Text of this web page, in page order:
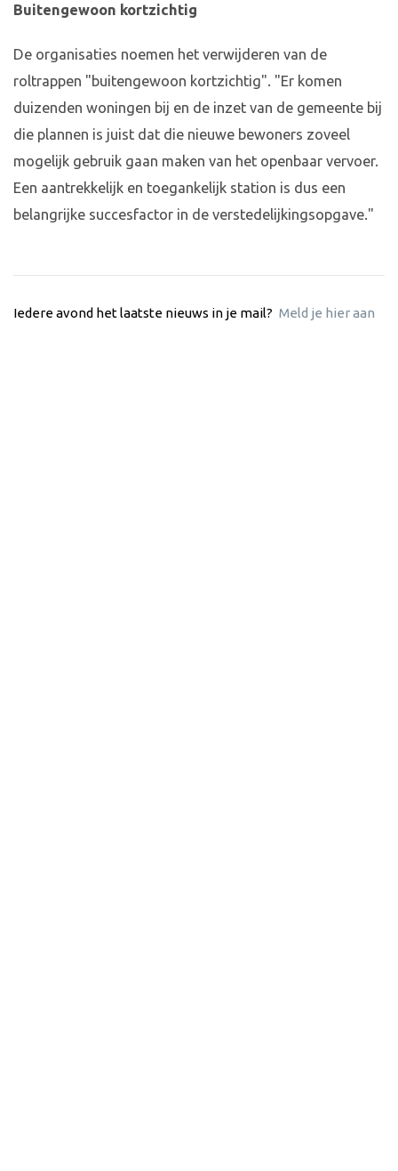
Buitengewoon kortzichtig
De organisaties noemen het verwijderen van de
roltrappen "buitengewoon kortzichtig". "Er komen
duizenden woningen bij en de inzet van de gemeente bij
die plannen is juist dat die nieuwe bewoners zoveel
mogelijk gebruik gaan maken van het openbaar vervoer.
Een aantrekkelijk en toegankelijk station is dus een
belangrijke succesfactor in de verstedelijkingsopgave."
Iedere avond het laatste nieuws in je mail? Meld je hier aan